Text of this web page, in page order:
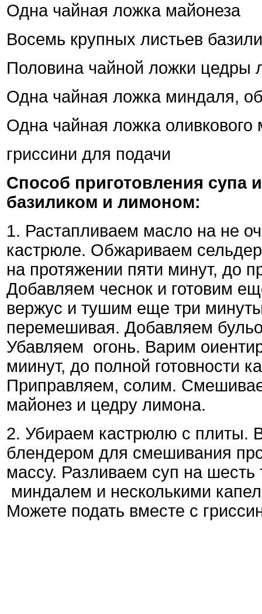
Одна чайная ложка майонеза
Восемь крупных листьев
Половина чайной ложки цедры
Одна чайная ложка миндаля,
Одна чайная ложка оливкового
гриссини для подачи
Способ приготовления супа
базиликом и лимоном:
1. Растапливаем масло на не
кастрюле. Обжариваем
на протяжении пяти минут, до
Добавляем чеснок и готовим
вержус и тушим еще три
перемешивая. Добавляем
Убавляем огонь. Варим
миинут, до полной готовности
Приправляем, солим.
майонез и цедру лимона.
2. Убираем кастрюлю с плиты.
блендером для смешивания
массу. Разливаем суп на шесть
миндалем и несколькими
Можете подать вместе с